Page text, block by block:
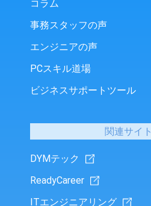
コラム
事務スタッフの声
エンジニアの声
PCスキル道場
ビジネスサポートツール
関連サイト
DYMテック
ReadyCareer
ITエンジニアリング